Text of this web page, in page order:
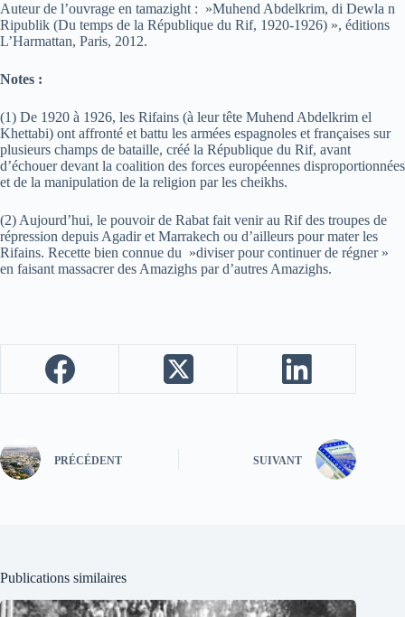
Auteur de l’ouvrage en tamazight : »Muhend Abdelkrim, di Dewla n
Ripublik (Du temps de la République du Rif, 1920-1926) », éditions
L’Harmattan, Paris, 2012.
Notes :
(1) De 1920 à 1926, les Rifains (à leur tête Muhend Abdelkrim el
Khettabi) ont affronté et battu les armées espagnoles et françaises sur
plusieurs champs de bataille, créé la République du Rif, avant
d’échouer devant la coalition des forces européennes disproportionnées
et de la manipulation de la religion par les cheikhs.
(2) Aujourd’hui, le pouvoir de Rabat fait venir au Rif des troupes de
répression depuis Agadir et Marrakech ou d’ailleurs pour mater les
Rifains. Recette bien connue du »diviser pour continuer de régner »
en faisant massacrer des Amazighs par d’autres Amazighs.
PRÉCÉDENT SUIVANT
Publications similaires